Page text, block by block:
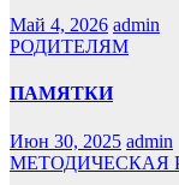
Май 4, 2026 admin
РОДИТЕЛЯМ
ПАМЯТКИ
Июн 30, 2025 admin
МЕТОДИЧЕСКАЯ